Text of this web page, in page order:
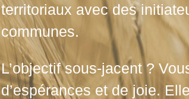
territoriaux avec des
communes.
L’objectif sous-jacent ?
d’espérances et de joie.